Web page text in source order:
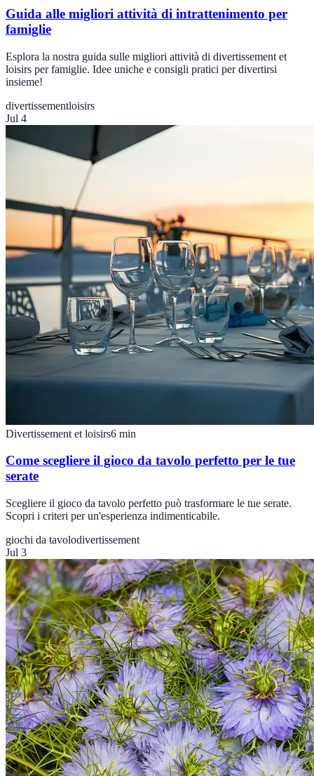
Guida alle migliori attività di intrattenimento per
famiglie
Esplora la nostra guida sulle migliori attività di divertissement et
loisirs per famiglie. Idee uniche e consigli pratici per divertirsi
insieme!
divertissementloisirs
Jul 4
Divertissement et loisirs6 min
Come scegliere il gioco da tavolo perfetto per le tue
serate
Scegliere il gioco da tavolo perfetto può trasformare le tue serate.
Scopri i criteri per un'esperienza indimenticabile.
giochi da tavolodivertissement
Jul 3